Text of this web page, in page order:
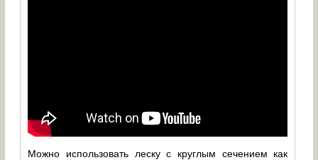
Можно использовать леску с круглым сечением как